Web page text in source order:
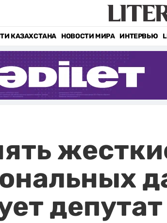
КАЗАХСТАНА НОВОСТИ МИРА ИНТЕРВЬЮ
депутат